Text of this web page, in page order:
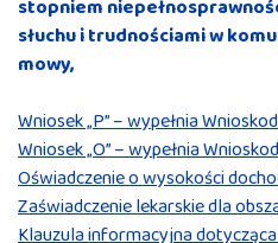
stopniem
słuchu i trudnościami w
mowy,
Wniosek „P” – wypełnia
Wniosek „O” – wypełnia
Oświadczenie o wysokości
Zaświadczenie lekarskie dla
Klauzula informacyjna